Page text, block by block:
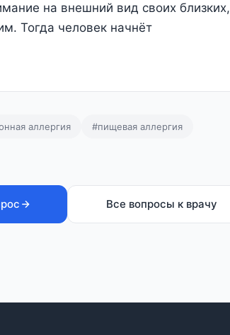
на внешний вид своих близких,
Тогда человек начнёт
аллергия #пищевая аллергия
Все вопросы к врачу